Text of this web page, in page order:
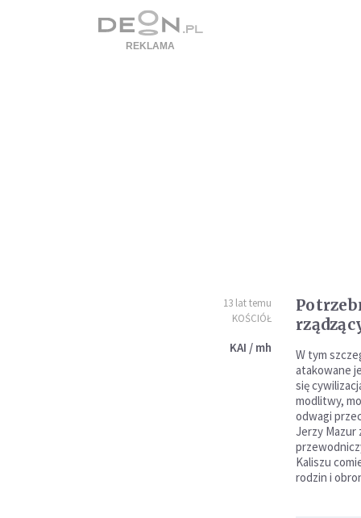
13 lat temu
KOŚCIÓŁ
KAI / mh
W tym
atakowane
się
modlitwy,
odwagi
Jerzy Mazur
Kaliszu
rodzin i